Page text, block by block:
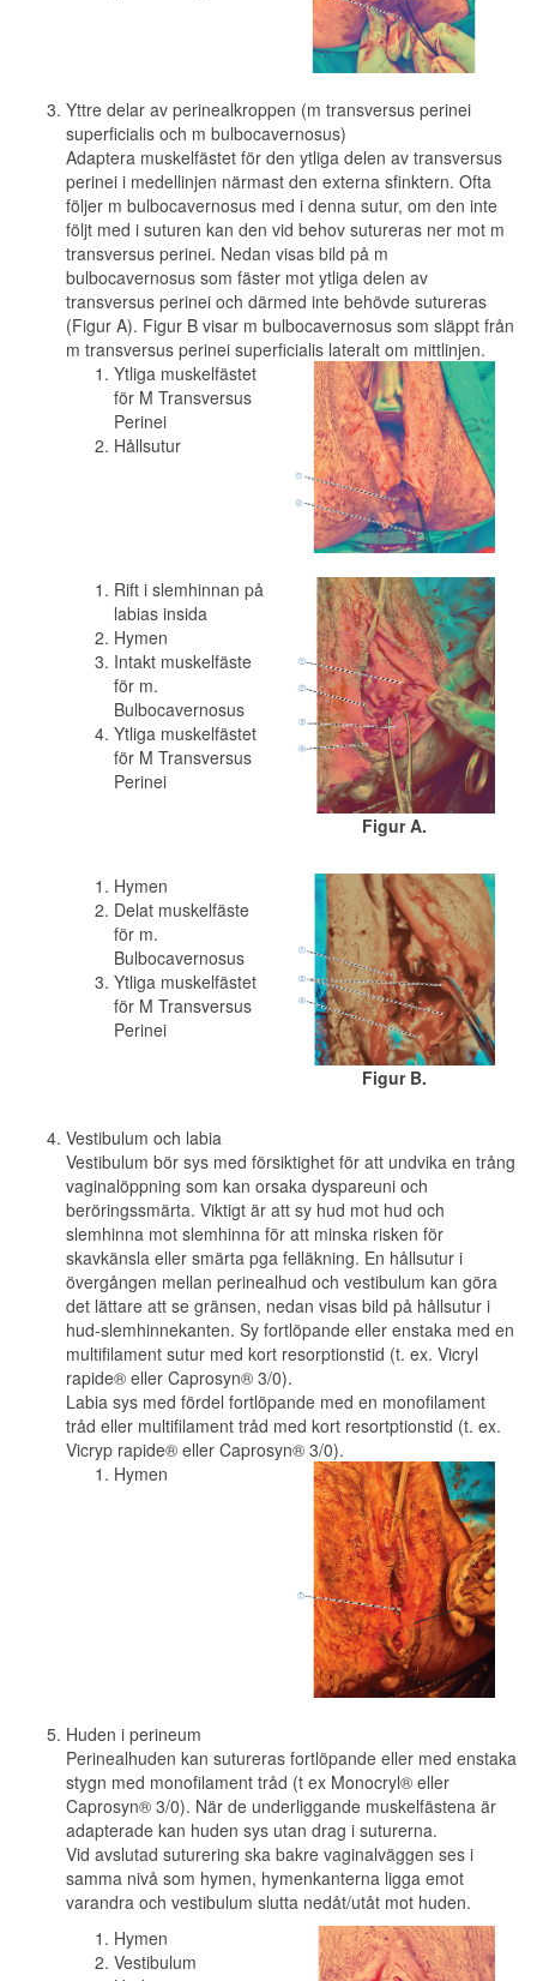
Yttre delar av perinealkroppen (m transversus perinei
superficialis och m bulbocavernosus)
Adaptera muskelfästet för den ytliga delen av transversus
perinei i medellinjen närmast den externa sfinktern. Ofta
följer m bulbocavernosus med i denna sutur, om den inte
följt med i suturen kan den vid behov sutureras ner mot m
transversus perinei. Nedan visas bild på m
bulbocavernosus som fäster mot ytliga delen av
transversus perinei och därmed inte behövde sutureras
(Figur A). Figur B visar m bulbocavernosus som släppt från
m transversus perinei superficialis lateralt om mittlinjen.
Ytliga muskelfästet
för M Transversus
Perinei
Hållsutur
Rift i slemhinnan på
labias insida
Hymen
Intakt muskelfäste
för m.
Bulbocavernosus
Ytliga muskelfästet
för M Transversus
Perinei
Figur A.
Hymen
Delat muskelfäste
för m.
Bulbocavernosus
Ytliga muskelfästet
för M Transversus
Perinei
Figur B.
Vestibulum och labia
Vestibulum bör sys med försiktighet för att undvika en trång
vaginalöppning som kan orsaka dyspareuni och
beröringssmärta. Viktigt är att sy hud mot hud och
slemhinna mot slemhinna för att minska risken för
skavkänsla eller smärta pga felläkning. En hållsutur i
övergången mellan perinealhud och vestibulum kan göra
det lättare att se gränsen, nedan visas bild på hållsutur i
hud-slemhinnekanten. Sy fortlöpande eller enstaka med en
multifilament sutur med kort resorptionstid (t. ex. Vicryl
rapide® eller Caprosyn® 3/0).
Labia sys med fördel fortlöpande med en monofilament
tråd eller multifilament tråd med kort resortptionstid (t. ex.
Vicryp rapide® eller Caprosyn® 3/0).
Hymen
Huden i perineum
Perinealhuden kan sutureras fortlöpande eller med enstaka
stygn med monofilament tråd (t ex Monocryl® eller
Caprosyn® 3/0). När de underliggande muskelfästena är
adapterade kan huden sys utan drag i suturerna.
Vid avslutad suturering ska bakre vaginalväggen ses i
samma nivå som hymen, hymenkanterna ligga emot
varandra och vestibulum slutta nedåt/utåt mot huden.
Hymen
Vestibulum